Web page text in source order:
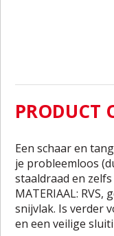
PRODUCT
Een schaar en
je probleemloos
staaldraad en
MATERIAAL:
snijvlak. Is verder
en een veilige